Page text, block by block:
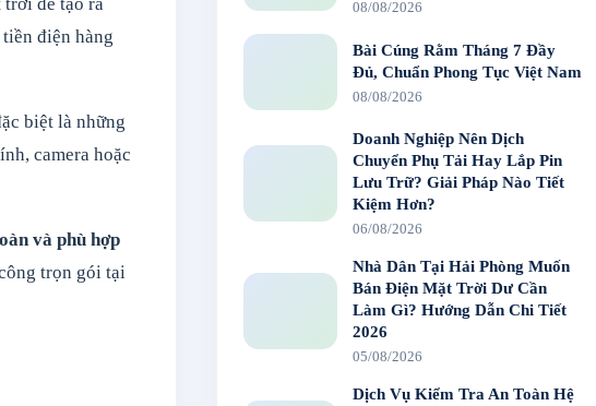
điện hàng
biệt là những
camera hoặc
và phù hợp
trọn gói tại
08/08/2026
Bài Cúng Rằm Tháng 7 Đầy
Đủ, Chuẩn Phong Tục Việt Nam
08/08/2026
Doanh Nghiệp Nên Dịch
Chuyển Phụ Tải Hay Lắp Pin
Lưu Trữ? Giải Pháp Nào Tiết
Kiệm Hơn?
06/08/2026
Nhà Dân Tại Hải Phòng Muốn
Bán Điện Mặt Trời Dư Cần
Làm Gì? Hướng Dẫn Chi Tiết
2026
05/08/2026
Dịch Vụ Kiểm Tra An Toàn Hệ